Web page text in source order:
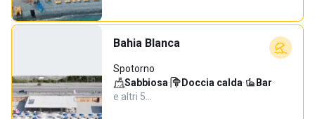
Bahia Blanca
Spotorno
Sabbiosa· Doccia calda· Bar·
e altri 5…